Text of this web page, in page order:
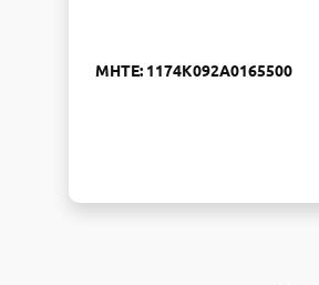
ΜΗΤΕ: 1174K092A0165500